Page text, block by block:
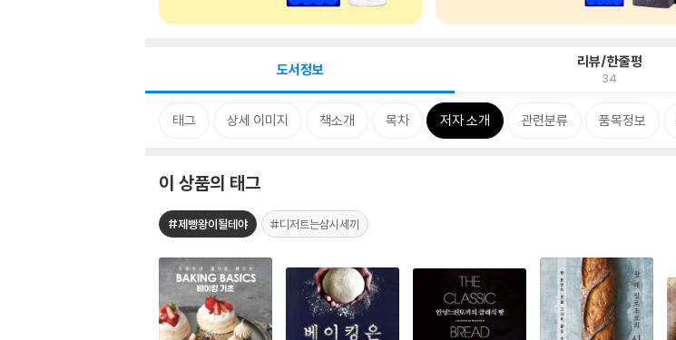
도서정보 리뷰/한줄평
34
태그 상세 이미지 책소개 목차 저자 소개 관련분류 품목정보
이 상품의 태그
#제빵왕이될테야 #디저트는삼시세끼